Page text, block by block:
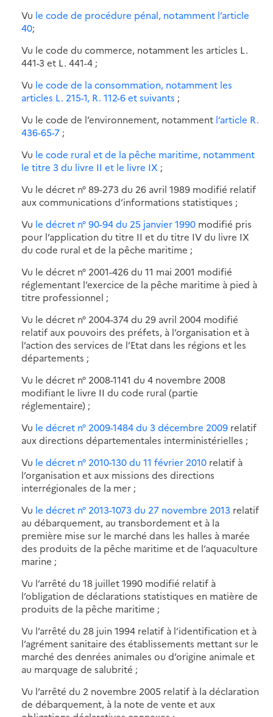
Vu le code de procédure pénal, notamment l’article
40;
Vu le code du commerce, notamment les articles L.
441-3 et L. 441-4 ;
Vu le code de la consommation, notamment les
articles L. 215-1, R. 112-6 et suivants ;
Vu le code de l’environnement, notamment l’article R.
436-65-7 ;
Vu le code rural et de la pêche maritime, notamment
le titre 3 du livre II et le livre IX ;
Vu le décret n° 89-273 du 26 avril 1989 modifié relatif
aux communications d’informations statistiques ;
Vu le décret n° 90-94 du 25 janvier 1990 modifié pris
pour l’application du titre II et du titre IV du livre IX
du code rural et de la pêche maritime ;
Vu le décret n° 2001-426 du 11 mai 2001 modifié
réglementant l’exercice de la pêche maritime à pied à
titre professionnel ;
Vu le décret n° 2004-374 du 29 avril 2004 modifié
relatif aux pouvoirs des préfets, à l’organisation et à
l’action des services de l’Etat dans les régions et les
départements ;
Vu le décret n° 2008-1141 du 4 novembre 2008
modifiant le livre II du code rural (partie
réglementaire) ;
Vu le décret n° 2009-1484 du 3 décembre 2009 relatif
aux directions départementales interministérielles ;
Vu le décret n° 2010-130 du 11 février 2010 relatif à
l’organisation et aux missions des directions
interrégionales de la mer ;
Vu le décret n° 2013-1073 du 27 novembre 2013 relatif
au débarquement, au transbordement et à la
première mise sur le marché dans les halles à marée
des produits de la pêche maritime et de l’aquaculture
marine ;
Vu l’arrêté du 18 juillet 1990 modifié relatif à
l’obligation de déclarations statistiques en matière de
produits de la pêche maritime ;
Vu l’arrêté du 28 juin 1994 relatif à l’identification et à
l’agrément sanitaire des établissements mettant sur le
marché des denrées animales ou d’origine animale et
au marquage de salubrité ;
Vu l’arrêté du 2 novembre 2005 relatif à la déclaration
de débarquement, à la note de vente et aux